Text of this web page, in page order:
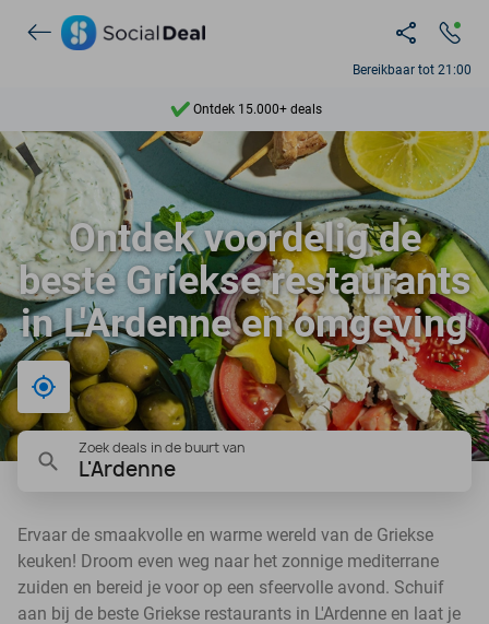
Bereikbaar tot 21:00
Ontdek 15.000+ deals
7 dagen per week beschikbaar
10+ miljoen leden
9,4
Ontdek 15.000+ deals
Ontdek voordelig de
beste Griekse restaurants
in L'Ardenne en omgeving
Bij mij in de buurt
Zoek deals in de buurt van
L'Ardenne
Ervaar de smaakvolle en warme wereld van de Griekse
keuken! Droom even weg naar het zonnige mediterrane
zuiden en bereid je voor op een sfeervolle avond. Schuif
aan bij de beste Griekse restaurants in L'Ardenne en laat je